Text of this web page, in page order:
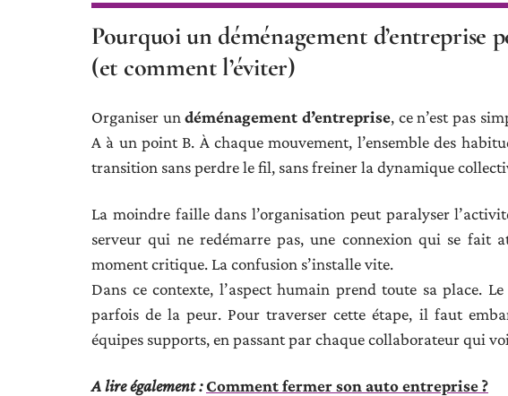
Pourquoi un déménagement d’entreprise
(et comment l’éviter)
Organiser undéménagement d’entreprise, ce n’est pas
A à un point B. À chaque mouvement, l’ensemble des
transition sans perdre le fil, sans freiner la dynamique
La moindre faille dans l’organisation peut paralyser
serveur qui ne redémarre pas, une connexion qui se fait
moment critique. La confusion s’installe vite.
Dans ce contexte, l’aspect humain prend toute sa place.
parfois de la peur. Pour traverser cette étape, il faut
équipes supports, en passant par chaque collaborateur qui
A lire également :Comment fermer son auto entreprise ?